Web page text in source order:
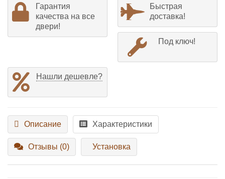
Гарантия
качества на все
двери!
Быстрая
доставка!
Под ключ!
Нашли дешевле?
Описание Характеристики
Отзывы (0) Установка